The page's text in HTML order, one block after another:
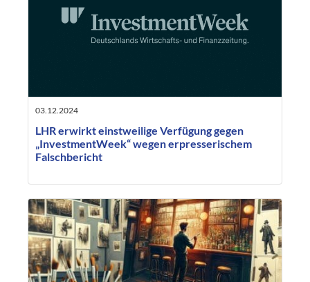
03.12.2024
LHR erwirkt einstweilige Verfügung gegen
„InvestmentWeek“ wegen erpresserischem
Falschbericht